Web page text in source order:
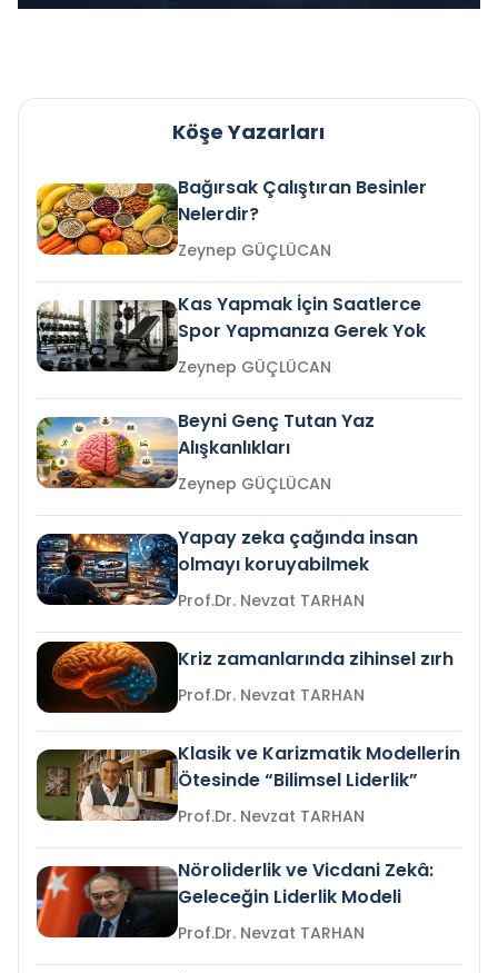
Köşe Yazarları
Bağırsak Çalıştıran Besinler
Nelerdir?
Zeynep GÜÇLÜCAN
Kas Yapmak İçin Saatlerce
Spor Yapmanıza Gerek Yok
Zeynep GÜÇLÜCAN
Beyni Genç Tutan Yaz
Alışkanlıkları
Zeynep GÜÇLÜCAN
Yapay zeka çağında insan
olmayı koruyabilmek
Prof.Dr. Nevzat TARHAN
Kriz zamanlarında zihinsel zırh
Prof.Dr. Nevzat TARHAN
Klasik ve Karizmatik Modellerin
Ötesinde “Bilimsel Liderlik”
Prof.Dr. Nevzat TARHAN
Nöroliderlik ve Vicdani Zekâ:
Geleceğin Liderlik Modeli
Prof.Dr. Nevzat TARHAN